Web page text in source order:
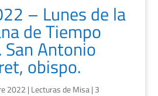
– Lunes de la
de Tiempo
Antonio
obispo.
2022 | Lecturas de Misa| 3